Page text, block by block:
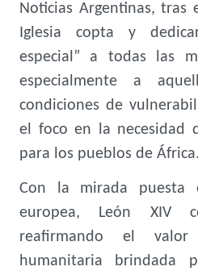
Noticias Argentinas, tras
Iglesia copta y
especial” a todas las
especialmente a
condiciones de
el foco en la necesidad
para los pueblos de África.
Con la mirada puesta
europea, León XIV
reafirmando el
humanitaria brindada